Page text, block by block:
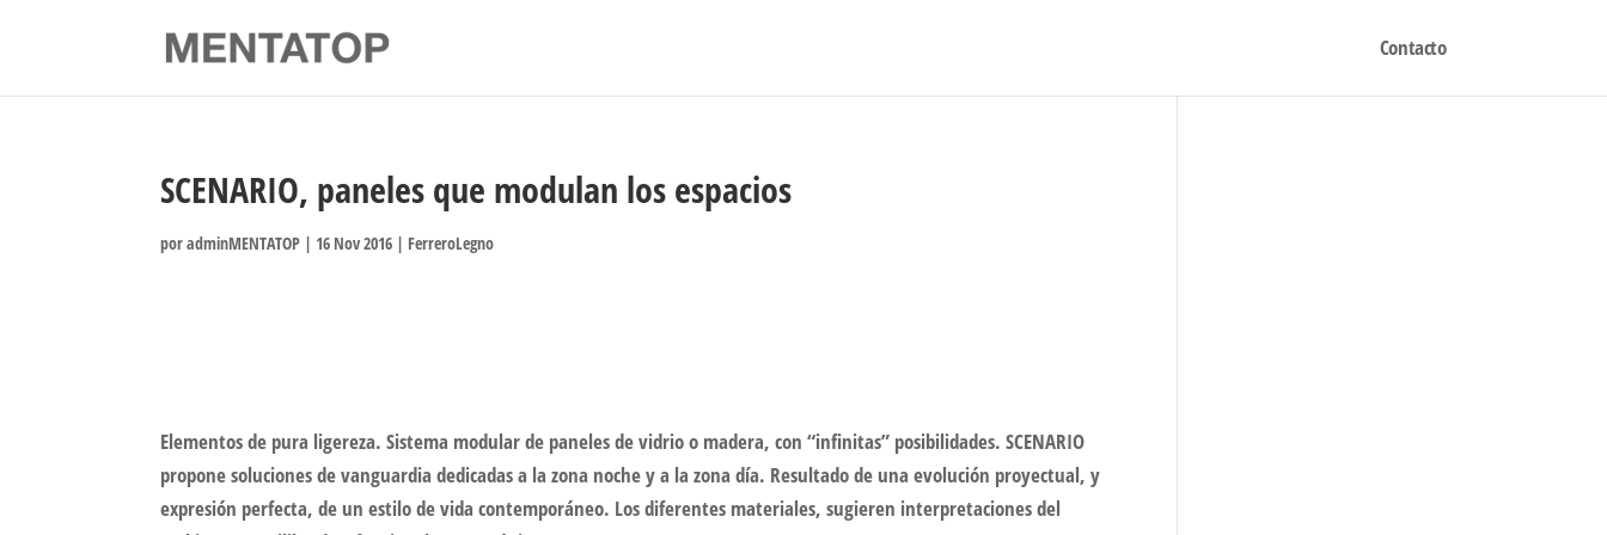
Contacto
SCENARIO, paneles que modulan los espacios
poradminMENTATOP | 16 Nov 2016 | FerreroLegno
Elementos de pura ligereza. Sistema modular de paneles de vidrio o madera, con “infinitas” posibilidades. SCENARIO
propone soluciones de vanguardia dedicadas a la zona noche y a la zona día. Resultado de una evolución proyectual, y
expresión perfecta, de un estilo de vida contemporáneo. Los diferentes materiales, sugieren interpretaciones del